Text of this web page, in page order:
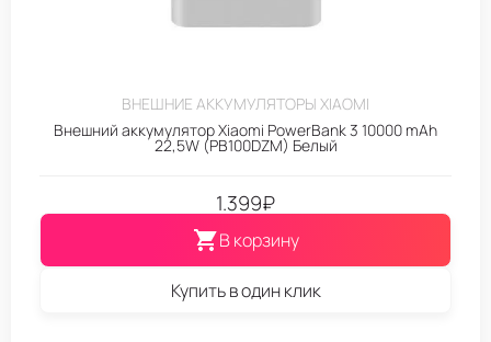
ВНЕШНИЕ АККУМУЛЯТОРЫ XIAOMI
Внешний аккумулятор Xiaomi PowerBank 3 10000 mAh
22,5W (PB100DZM) Белый
1.399₽
В корзину
Купить в один клик